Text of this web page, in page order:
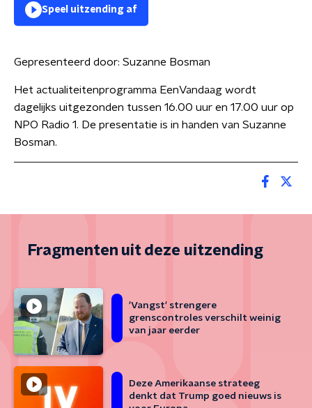
Speel uitzending af
Gepresenteerd door: Suzanne Bosman
Het actualiteitenprogramma EenVandaag wordt
dagelijks uitgezonden tussen 16.00 uur en 17.00 uur op
NPO Radio 1. De presentatie is in handen van Suzanne
Bosman.
Fragmenten uit deze uitzending
'Vangst' strengere
grenscontroles verschilt weinig
van jaar eerder
Deze Amerikaanse strateeg
denkt dat Trump goed nieuws is